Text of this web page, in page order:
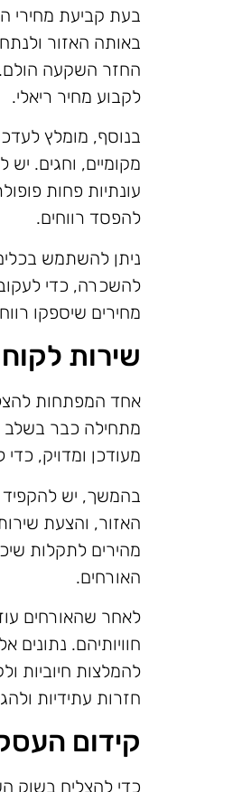
בעת קביעת מחירי
באותה האזור
החזר השקעה הולם.
לקבוע מחיר ריאלי.
בנוסף, מומלץ
מקומיים, וחגים.
עונתיות פחות
להפסד רווחים.
ניתן להשתמש
להשכרה, כדי
מחירים שיספקו
שירות
אחד המפתחות
מתחילה כבר בשלב
מעודכן ומדויק,
בהמשך, יש להקפיד
האזור, והצעת
מהירים לתקלות
האורחים.
לאחר שהאורחים
חוויותיהם.
להמלצות חיוביות
חזרות עתידיות
קידום
כדי להצליח בשוק